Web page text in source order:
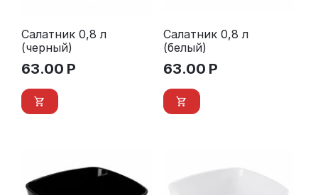
Салатник 0,8 л
(черный)
63.00 Р
Салатник 0,8 л
(белый)
63.00 Р